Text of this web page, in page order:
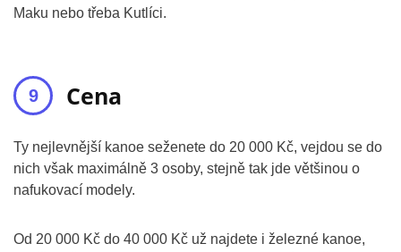
Maku nebo třeba Kutlíci.
Cena
Ty nejlevnější kanoe seženete do 20 000 Kč, vejdou se do
nich však maximálně 3 osoby, stejně tak jde většinou o
nafukovací modely.
Od 20 000 Kč do 40 000 Kč už najdete i železné kanoe,